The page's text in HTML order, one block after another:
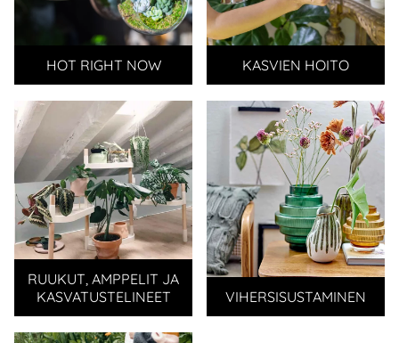
HOT RIGHT NOW KASVIEN HOITO
RUUKUT, AMPPELIT JA
KASVATUSTELINEET
VIHERSISUSTAMINEN